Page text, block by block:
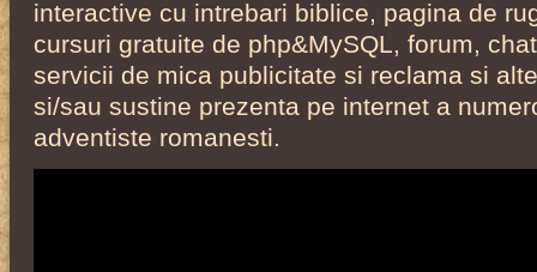
interactive cu intrebari biblice, pagina de
cursuri gratuite de php&MySQL, forum,
servicii de mica publicitate si reclama si
si/sau sustine prezenta pe internet a
adventiste romanesti.